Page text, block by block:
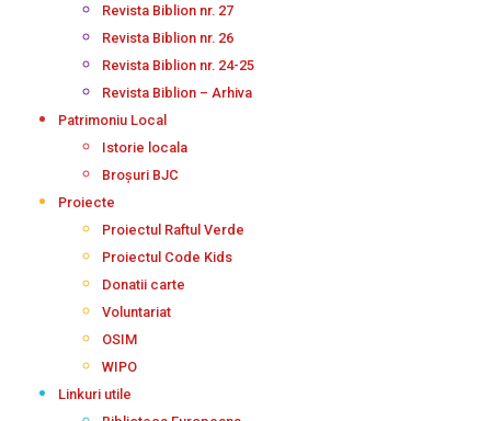
Revista Biblion nr. 27
Revista Biblion nr. 26
Revista Biblion nr. 24-25
Revista Biblion – Arhiva
Patrimoniu Local
Istorie locala
Broșuri BJC
Proiecte
Proiectul Raftul Verde
Proiectul Code Kids
Donatii carte
Voluntariat
OSIM
WIPO
Linkuri utile